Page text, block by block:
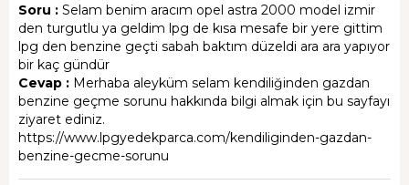
Soru : Selam benim aracım opel astra 2000 model izmir
den turgutlu ya geldim lpg de kısa mesafe bir yere gittim
lpg den benzine geçti sabah baktım düzeldi ara ara yapıyor
bir kaç gündür
Cevap : Merhaba aleyküm selam kendiliğinden gazdan
benzine geçme sorunu hakkında bilgi almak için bu sayfayı
ziyaret ediniz.
https://www.lpgyedekparca.com/kendiliginden-gazdan-
benzine-gecme-sorunu